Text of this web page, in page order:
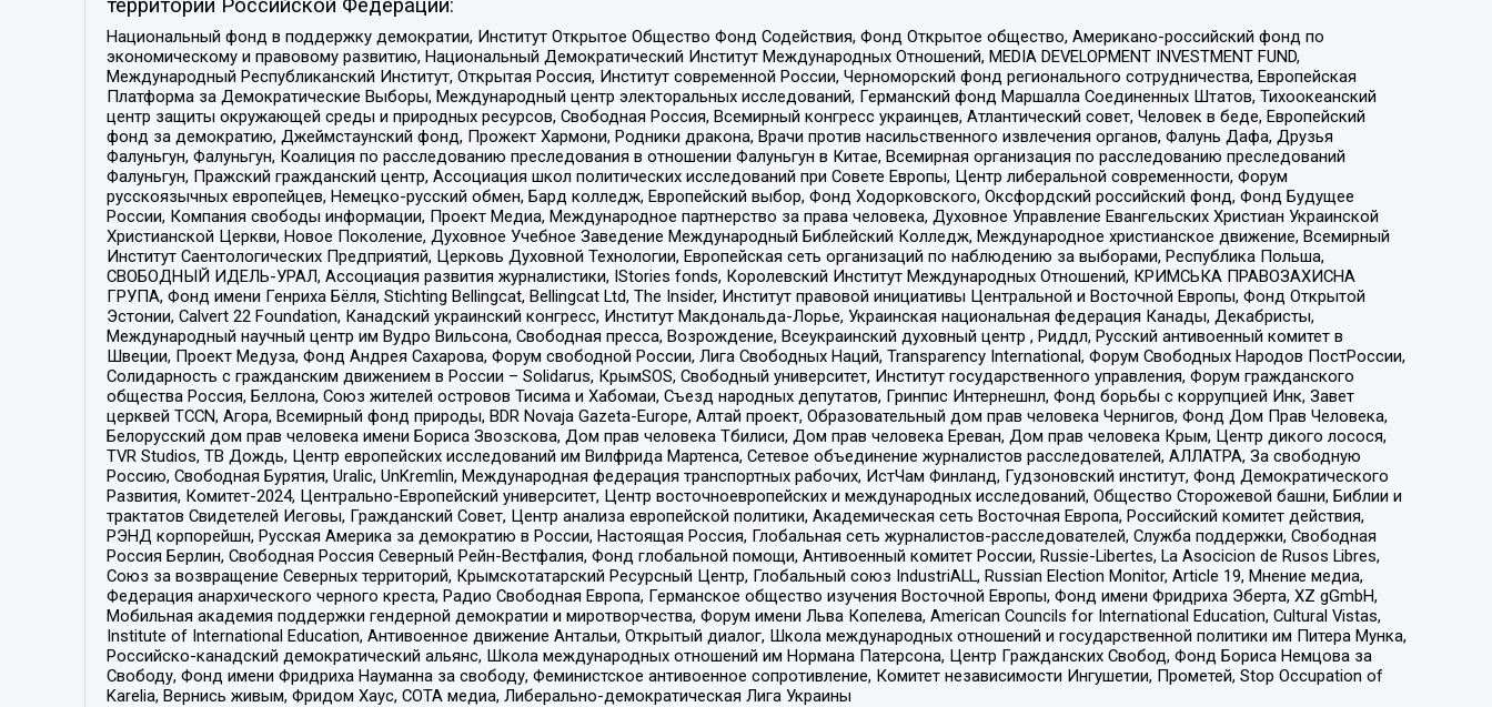
территории Российской Федерации:
Национальный фонд в поддержку демократии, Институт Открытое Общество Фонд Содействия, Фонд Открытое общество, Американо-российский фонд по
экономическому и правовому развитию, Национальный Демократический Институт Международных Отношений, MEDIA DEVELOPMENT INVESTMENT FUND,
Международный Республиканский Институт, Открытая Россия, Институт современной России, Черноморский фонд регионального сотрудничества, Европейская
Платформа за Демократические Выборы, Международный центр электоральных исследований, Германский фонд Маршалла Соединенных Штатов, Тихоокеанский
центр защиты окружающей среды и природных ресурсов, Свободная Россия, Всемирный конгресс украинцев, Атлантический совет, Человек в беде, Европейский
фонд за демократию, Джеймстаунский фонд, Прожект Хармони, Родники дракона, Врачи против насильственного извлечения органов, Фалунь Дафа, Друзья
Фалуньгун, Фалуньгун, Коалиция по расследованию преследования в отношении Фалуньгун в Китае, Всемирная организация по расследованию преследований
Фалуньгун, Пражский гражданский центр, Ассоциация школ политических исследований при Совете Европы, Центр либеральной современности, Форум
русскоязычных европейцев, Немецко-русский обмен, Бард колледж, Европейский выбор, Фонд Ходорковского, Оксфордский российский фонд, Фонд Будущее
России, Компания свободы информации, Проект Медиа, Международное партнерство за права человека, Духовное Управление Евангельских Христиан Украинской
Христианской Церкви, Новое Поколение, Духовное Учебное Заведение Международный Библейский Колледж, Международное христианское движение, Всемирный
Институт Саентологических Предприятий, Церковь Духовной Технологии, Европейская сеть организаций по наблюдению за выборами, Республика Польша,
СВОБОДНЫЙ ИДЕЛЬ-УРАЛ, Ассоциация развития журналистики, IStories fonds, Королевский Институт Международных Отношений, КРИМСЬКА ПРАВОЗАХИСНА
ГРУПА, Фонд имени Генриха Бёлля, Stichting Bellingcat, Bellingcat Ltd, The Insider, Институт правовой инициативы Центральной и Восточной Европы, Фонд Открытой
Эстонии, Calvert 22 Foundation, Канадский украинский конгресс, Институт Макдональда-Лорье, Украинская национальная федерация Канады, Декабристы,
Международный научный центр им Вудро Вильсона, Свободная пресса, Возрождение, Всеукраинский духовный центр , Риддл, Русский антивоенный комитет в
Швеции, Проект Медуза, Фонд Андрея Сахарова, Форум свободной России, Лига Свободных Наций, Transparеncy International, Форум Свободных Народов ПостРоссии,
Солидарность с гражданским движением в России – Solidarus, КрымSOS, Свободный университет, Институт государственного управления, Форум гражданского
общества Россия, Беллона, Союз жителей островов Тисима и Хабомаи, Съезд народных депутатов, Гринпис Интернешнл, Фонд борьбы с коррупцией Инк, Завет
церквей TCCN, Агора, Всемирный фонд природы, BDR Novaja Gazeta-Europe, Алтай проект, Образовательный дом прав человека Чернигов, Фонд Дом Прав Человека,
Белорусский дом прав человека имени Бориса Звозскова, Дом прав человека Тбилиси, Дом прав человека Ереван, Дом прав человека Крым, Центр дикого лосося,
TVR Studios, ТВ Дождь, Центр европейских исследований им Вилфрида Мартенса, Сетевое объединение журналистов расследователей, АЛЛАТРА, За свободную
Россию, Свободная Бурятия, Uralic, UnKremlin, Международная федерация транспортных рабочих, ИстЧам Финланд, Гудзоновский институт, Фонд Демократического
Развития, Комитет-2024, Центрально-Европейский университет, Центр восточноевропейских и международных исследований, Общество Сторожевой башни, Библии и
трактатов Свидетелей Иеговы, Гражданский Совет, Центр анализа европейской политики, Академическая сеть Восточная Европа, Российский комитет действия,
РЭНД корпорейшн, Русская Америка за демократию в России, Настоящая Россия, Глобальная сеть журналистов-расследователей, Служба поддержки, Свободная
Россия Берлин, Свободная Россия Северный Рейн-Вестфалия, Фонд глобальной помощи, Антивоенный комитет России, Russie-Libertes, La Asocicion de Rusos Libres,
Союз за возвращение Северных территорий, Крымскотатарский Ресурсный Центр, Глобальный союз IndustriALL, Russian Election Monitor, Article 19, Мнение медиа,
Федерация анархического черного креста, Радио Свободная Европа, Германское общество изучения Восточной Европы, Фонд имени Фридриха Эберта, XZ gGmbH,
Мобильная академия поддержки гендерной демократии и миротворчества, Форум имени Льва Копелева, American Councils for International Education, Cultural Vistas,
Institute of International Education, Антивоенное движение Антальи, Открытый диалог, Школа международных отношений и государственной политики им Питера Мунка,
Российско-канадский демократический альянс, Школа международных отношений им Нормана Патерсона, Центр Гражданских Свобод, Фонд Бориса Немцова за
Свободу, Фонд имени Фридриха Науманна за свободу, Феминистское антивоенное сопротивление, Комитет независимости Ингушетии, Прометей, Stop Occupation of
Karelia, Вернись живым, Фридом Хаус, СОТА медиа, Либерально-демократическая Лига Украины